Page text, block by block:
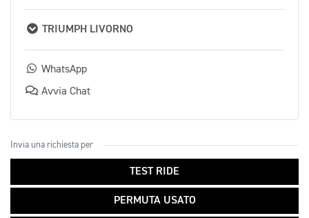
TRIUMPH LIVORNO
WhatsApp
Avvia Chat
Invia una richiesta per
TEST RIDE
PERMUTA USATO